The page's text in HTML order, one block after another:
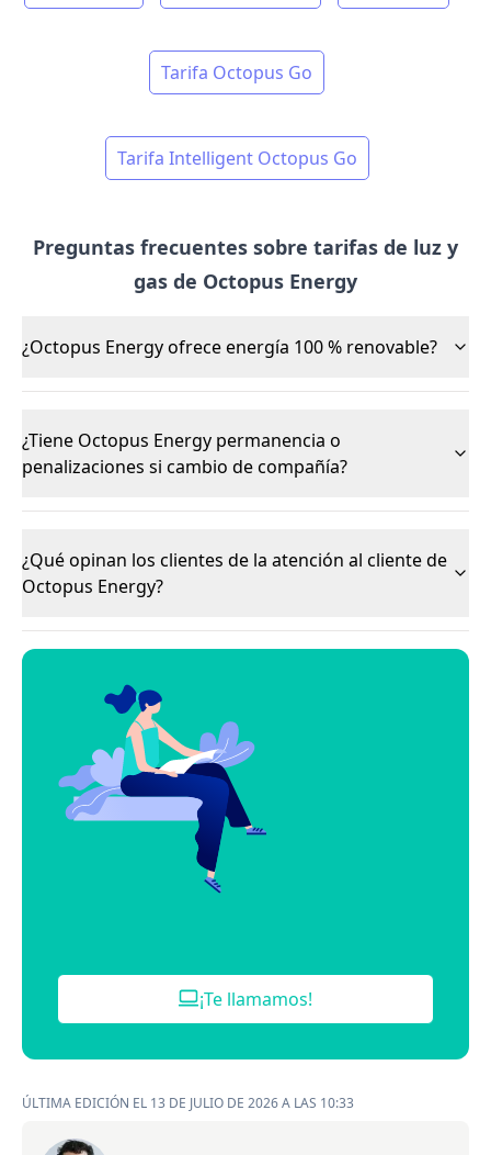
Tarifa Octopus Go
Tarifa Intelligent Octopus Go
Preguntas frecuentes sobre tarifas de luz y
gas de Octopus Energy
¿Octopus Energy ofrece energía 100 % renovable?
¿Tiene Octopus Energy permanencia o
penalizaciones si cambio de compañía?
¿Qué opinan los clientes de la atención al cliente de
Octopus Energy?
¡Te llamamos!
ÚLTIMA EDICIÓN EL 13 DE JULIO DE 2026 A LAS 10:33